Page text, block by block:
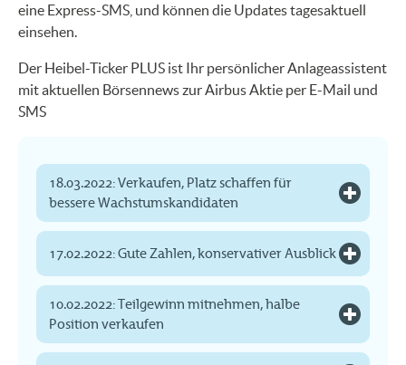
eine Express-SMS, und können die Updates tagesaktuell
einsehen.
Der Heibel-Ticker PLUS ist Ihr persönlicher Anlageassistent
mit aktuellen Börsennews zur Airbus Aktie per E-Mail und
SMS
18.03.2022: Verkaufen, Platz schaffen für
bessere Wachstumskandidaten
17.02.2022: Gute Zahlen, konservativer Ausblick
10.02.2022: Teilgewinn mitnehmen, halbe
Position verkaufen